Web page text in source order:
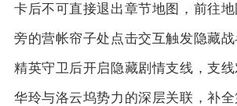
卡后不可直接退出章节地图，前往
旁的营帐帘子处点击交互触发隐藏
精英守卫后开启隐藏剧情支线，支
华玲与洛云坞势力的深层关联，补